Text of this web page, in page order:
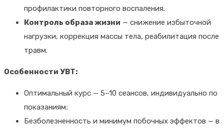
профилактики повторного воспаления.
Контроль образа жизни — снижение избыточной
нагрузки, коррекция массы тела, реабилитация после
травм.
Особенности УВТ:
Оптимальный курс — 5–10 сеансов, индивидуально по
показаниям;
Безболезненность и минимум побочных эффектов — в